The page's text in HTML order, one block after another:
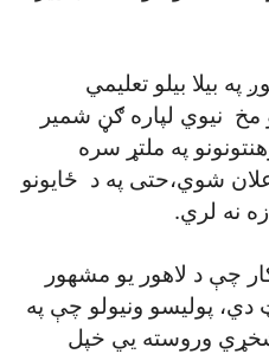
بيلا بيلو تعليمي
نيوي لپاره ګڼ شمير
په ملتړ سره
شوي،حتی په د ځايونو
نه لري.
چې د لاهور يو مشهور
دي، پوليسو ونيولو چې په
وروسته يي خپل